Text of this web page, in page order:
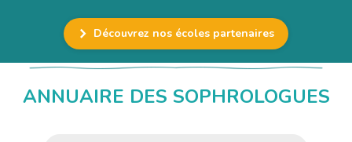
Découvrez nos écoles partenaires
ANNUAIRE DES SOPHROLOGUES